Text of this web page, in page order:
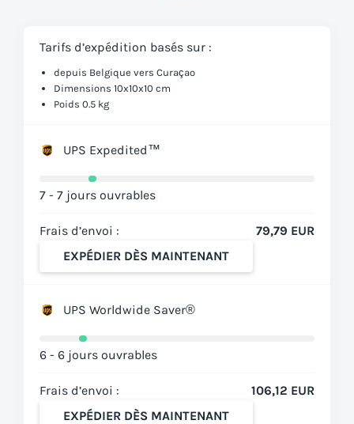
Tarifs d’expédition basés sur :
depuis Belgique vers Curaçao
Dimensions 10x10x10 cm
Poids 0.5 kg
UPS Expedited™
7 - 7 jours ouvrables
Frais d’envoi :
79,79 EUR
EXPÉDIER DÈS MAINTENANT
UPS Worldwide Saver®
6 - 6 jours ouvrables
Frais d’envoi :
106,12 EUR
EXPÉDIER DÈS MAINTENANT